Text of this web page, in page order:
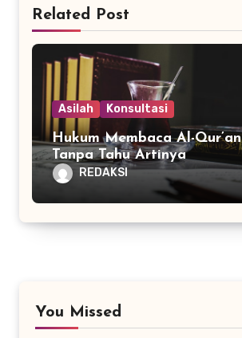
Related Post
Asilah Konsultasi
Hukum Membaca Al-Qur’an
Tanpa Tahu Artinya
REDAKSI
You Missed